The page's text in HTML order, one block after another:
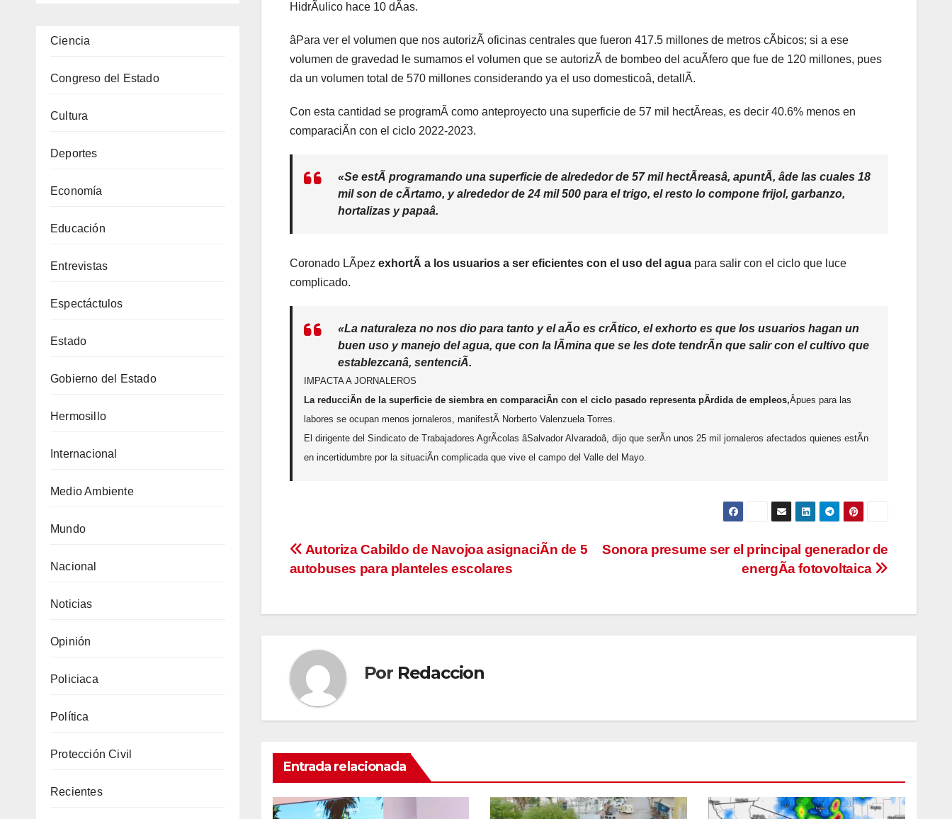
Ciencia
Congreso del Estado
Cultura
Deportes
Economía
Educación
Entrevistas
Espectáctulos
Estado
Gobierno del Estado
Hermosillo
Internacional
Medio Ambiente
Mundo
Nacional
Noticias
Opinión
Policiaca
Política
Protección Civil
Recientes
HidrÃulico hace 10 dÃas.
âPara ver el volumen que nos autorizÃ oficinas centrales que fueron 417.5 millones de metros cÃbicos; si a ese
volumen de gravedad le sumamos el volumen que se autorizÃ de bombeo del acuÃfero que fue de 120 millones, pues
da un volumen total de 570 millones considerando ya el uso domesticoâ, detallÃ.
Con esta cantidad se programÃ como anteproyecto una superficie de 57 mil hectÃreas, es decir 40.6% menos en
comparaciÃn con el ciclo 2022-2023.
«Se estÃ programando una superficie de alrededor de 57 mil hectÃreasâ, apuntÃ, âde las cuales 18
mil son de cÃrtamo, y alrededor de 24 mil 500 para el trigo, el resto lo compone frijol, garbanzo,
hortalizas y papaâ.
Coronado LÃpez exhortÃ a los usuarios a ser eficientes con el uso del agua para salir con el ciclo que luce
complicado.
«La naturaleza no nos dio para tanto y el aÃo es crÃtico, el exhorto es que los usuarios hagan un
buen uso y manejo del agua, que con la lÃmina que se les dote tendrÃn que salir con el cultivo que
establezcanâ, sentenciÃ.
IMPACTA A JORNALEROS
La reducciÃn de la superficie de siembra en comparaciÃn con el ciclo pasado representa pÃrdida de empleos,Âpues para las
labores se ocupan menos jornaleros, manifestÃ Norberto Valenzuela Torres.
El dirigente del Sindicato de Trabajadores AgrÃcolas âSalvador Alvaradoâ, dijo que serÃn unos 25 mil jornaleros afectados quienes estÃn
en incertidumbre por la situaciÃn complicada que vive el campo del Valle del Mayo.
Navegación
entradas
Sonora presume ser el principal generador de
energÃa fotovoltaica
Autoriza Cabildo de Navojoa asignaciÃn de 5
autobuses para planteles escolares
Por Redaccion
Entrada relacionada